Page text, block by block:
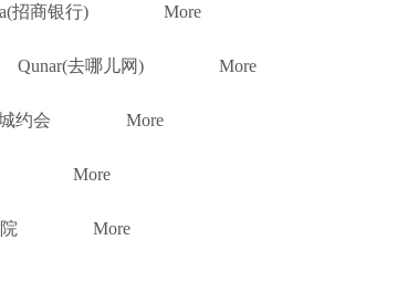
招商银行) More
Qunar(去哪儿网) More
约会 More
More
More